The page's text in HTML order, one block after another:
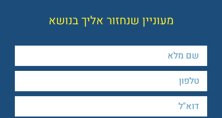
מעוניין שנחזור אליך בנושא